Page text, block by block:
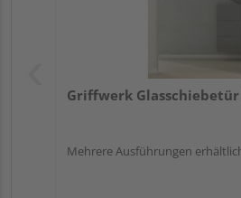
Griffwerk Glasschiebetür
Mehrere Ausführungen